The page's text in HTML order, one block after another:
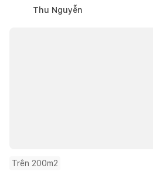
Thu Nguyễn
Trên 200m2